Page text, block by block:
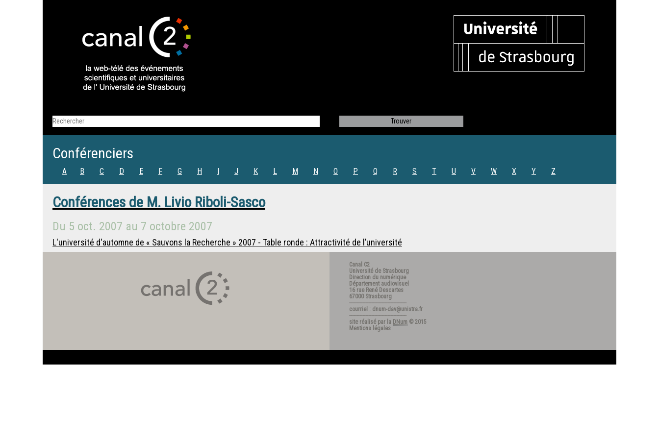
Conférenciers
A B C D E F G H I J K L M N O P Q R S T U V W X Y Z
Conférences de M. Livio Riboli-Sasco
Du 5 oct. 2007 au 7 octobre 2007
L'université d'automne de « Sauvons la Recherche » 2007 - Table ronde : Attractivité de l’université
Canal C2
Université de Strasbourg
Direction du numérique
Département audiovisuel
16 rue René Descartes
67000 Strasbourg
---------------------------------------
courriel : dnum-dav@unistra.fr
---------------------------------------
site réalisé par la DNum © 2015
Mentions légales